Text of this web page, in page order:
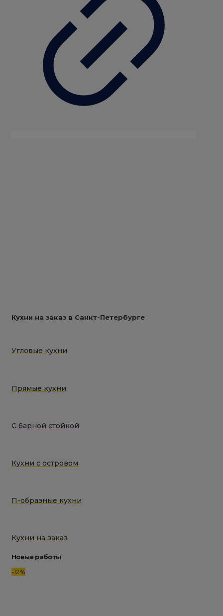
Кухни на заказ в Санкт-Петербурге
Угловые кухни
Прямые кухни
С барной стойкой
Кухни с островом
П-образные кухни
Кухни на заказ
Новые работы
-12%